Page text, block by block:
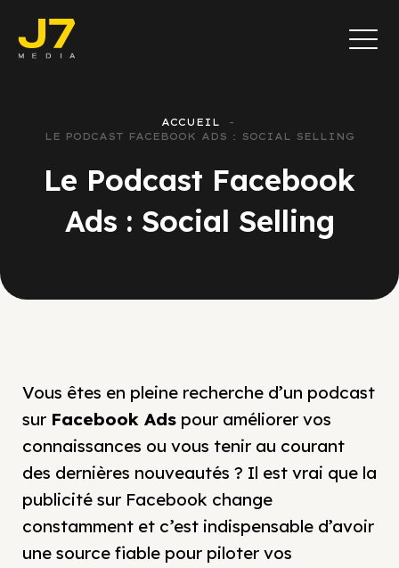
ACCUEIL
LE PODCAST FACEBOOK ADS : SOCIAL SELLING
Le Podcast Facebook
Ads : Social Selling
Vous êtes en pleine recherche d’un podcast
sur Facebook Ads pour améliorer vos
connaissances ou vous tenir au courant
des dernières nouveautés ? Il est vrai que la
publicité sur Facebook change
constamment et c’est indispensable d’avoir
une source fiable pour piloter vos